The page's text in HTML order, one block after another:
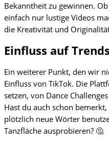
Bekanntheit zu gewinnen.
einfach nur lustige Videos
die Kreativität und
Einfluss auf
Ein weiterer Punkt, den wir
Einfluss von TikTok. Die
setzen, von Dance
Hast du auch schon
plötzlich neue Wörter
Tanzfläche ausprobieren? 🤔